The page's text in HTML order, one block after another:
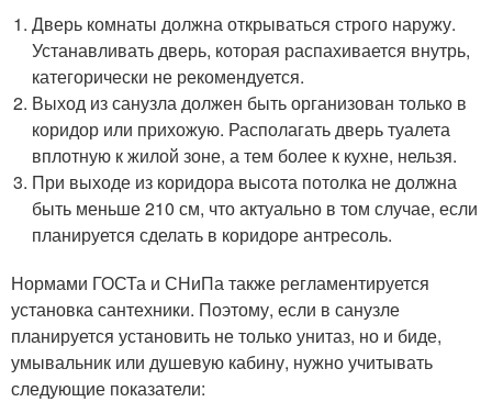
Дверь комнаты должна открываться строго наружу.
Устанавливать дверь, которая распахивается внутрь,
категорически не рекомендуется.
Выход из санузла должен быть организован только в
коридор или прихожую. Располагать дверь туалета
вплотную к жилой зоне, а тем более к кухне, нельзя.
При выходе из коридора высота потолка не должна
быть меньше 210 см, что актуально в том случае, если
планируется сделать в коридоре антресоль.
Нормами ГОСТа и СНиПа также регламентируется
установка сантехники. Поэтому, если в санузле
планируется установить не только унитаз, но и биде,
умывальник или душевую кабину, нужно учитывать
следующие показатели: